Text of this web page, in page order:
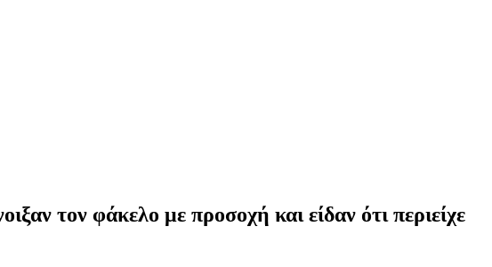
τον φάκελο με προσοχή και είδαν ότι περιείχε